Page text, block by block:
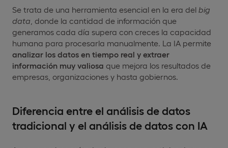
Se trata de una herramienta esencial en la era del big
data , donde la cantidad de información que
generamos cada día supera con creces la capacidad
humana para procesarla manualmente. La IA permite
analizar los datos en tiempo real y extraer
información muy valiosa que mejora los resultados de
empresas, organizaciones y hasta gobiernos.
Diferencia entre el análisis de datos
tradicional y el análisis de datos con IA